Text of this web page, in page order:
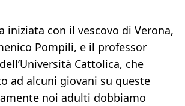
iniziata con il vescovo di Verona,
Pompili, e il professor
Cattolica, che
ad alcuni giovani su queste
noi adulti dobbiamo